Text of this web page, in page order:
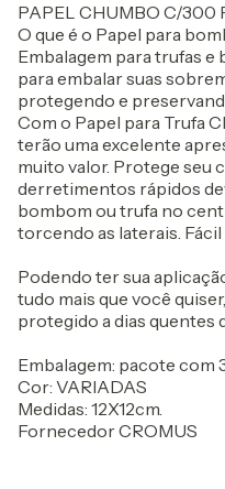
PAPEL CHUMBO C/300
O que é o Papel para
Embalagem para trufas
para embalar suas
protegendo e
Com o Papel para Trufa
terão uma excelente
muito valor. Protege seu
derretimentos rápidos
bombom ou trufa no
torcendo as laterais.
Podendo ter sua
tudo mais que você
protegido a dias quentes
Embalagem: pacote com
Cor: VARIADAS
Medidas: 12X12cm.
Fornecedor CROMUS